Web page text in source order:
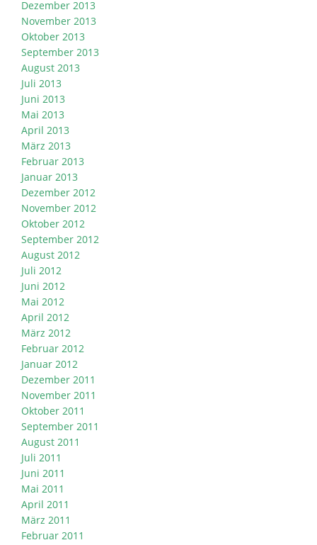
Dezember 2013
November 2013
Oktober 2013
September 2013
August 2013
Juli 2013
Juni 2013
Mai 2013
April 2013
März 2013
Februar 2013
Januar 2013
Dezember 2012
November 2012
Oktober 2012
September 2012
August 2012
Juli 2012
Juni 2012
Mai 2012
April 2012
März 2012
Februar 2012
Januar 2012
Dezember 2011
November 2011
Oktober 2011
September 2011
August 2011
Juli 2011
Juni 2011
Mai 2011
April 2011
März 2011
Februar 2011